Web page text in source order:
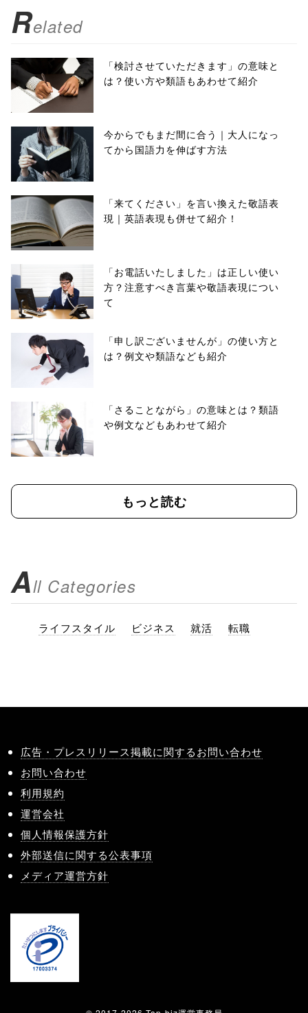
Related
「検討させていただきます」の意味と
は？使い方や類語もあわせて紹介
今からでもまだ間に合う｜大人になっ
てから国語力を伸ばす方法
「来てください」を言い換えた敬語表
現｜英語表現も併せて紹介！
「お電話いたしました」は正しい使い
方？注意すべき言葉や敬語表現につい
て
「申し訳ございませんが」の使い方と
は？例文や類語なども紹介
「さることながら」の意味とは？類語
や例文などもあわせて紹介
もっと読む
All Categories
ライフスタイル ビジネス 就活 転職
広告・プレスリリース掲載に関するお問い合わせ
お問い合わせ
利用規約
運営会社
個人情報保護方針
外部送信に関する公表事項
メディア運営方針